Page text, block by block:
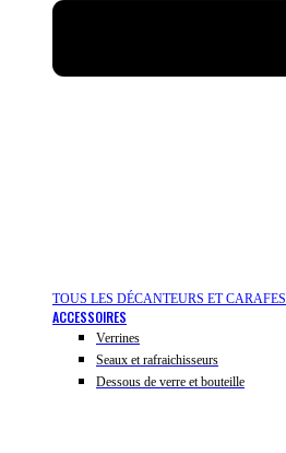
TOUS LES DÉCANTEURS ET CARAFES
ACCESSOIRES
Verrines
Seaux et rafraichisseurs
Dessous de verre et bouteille